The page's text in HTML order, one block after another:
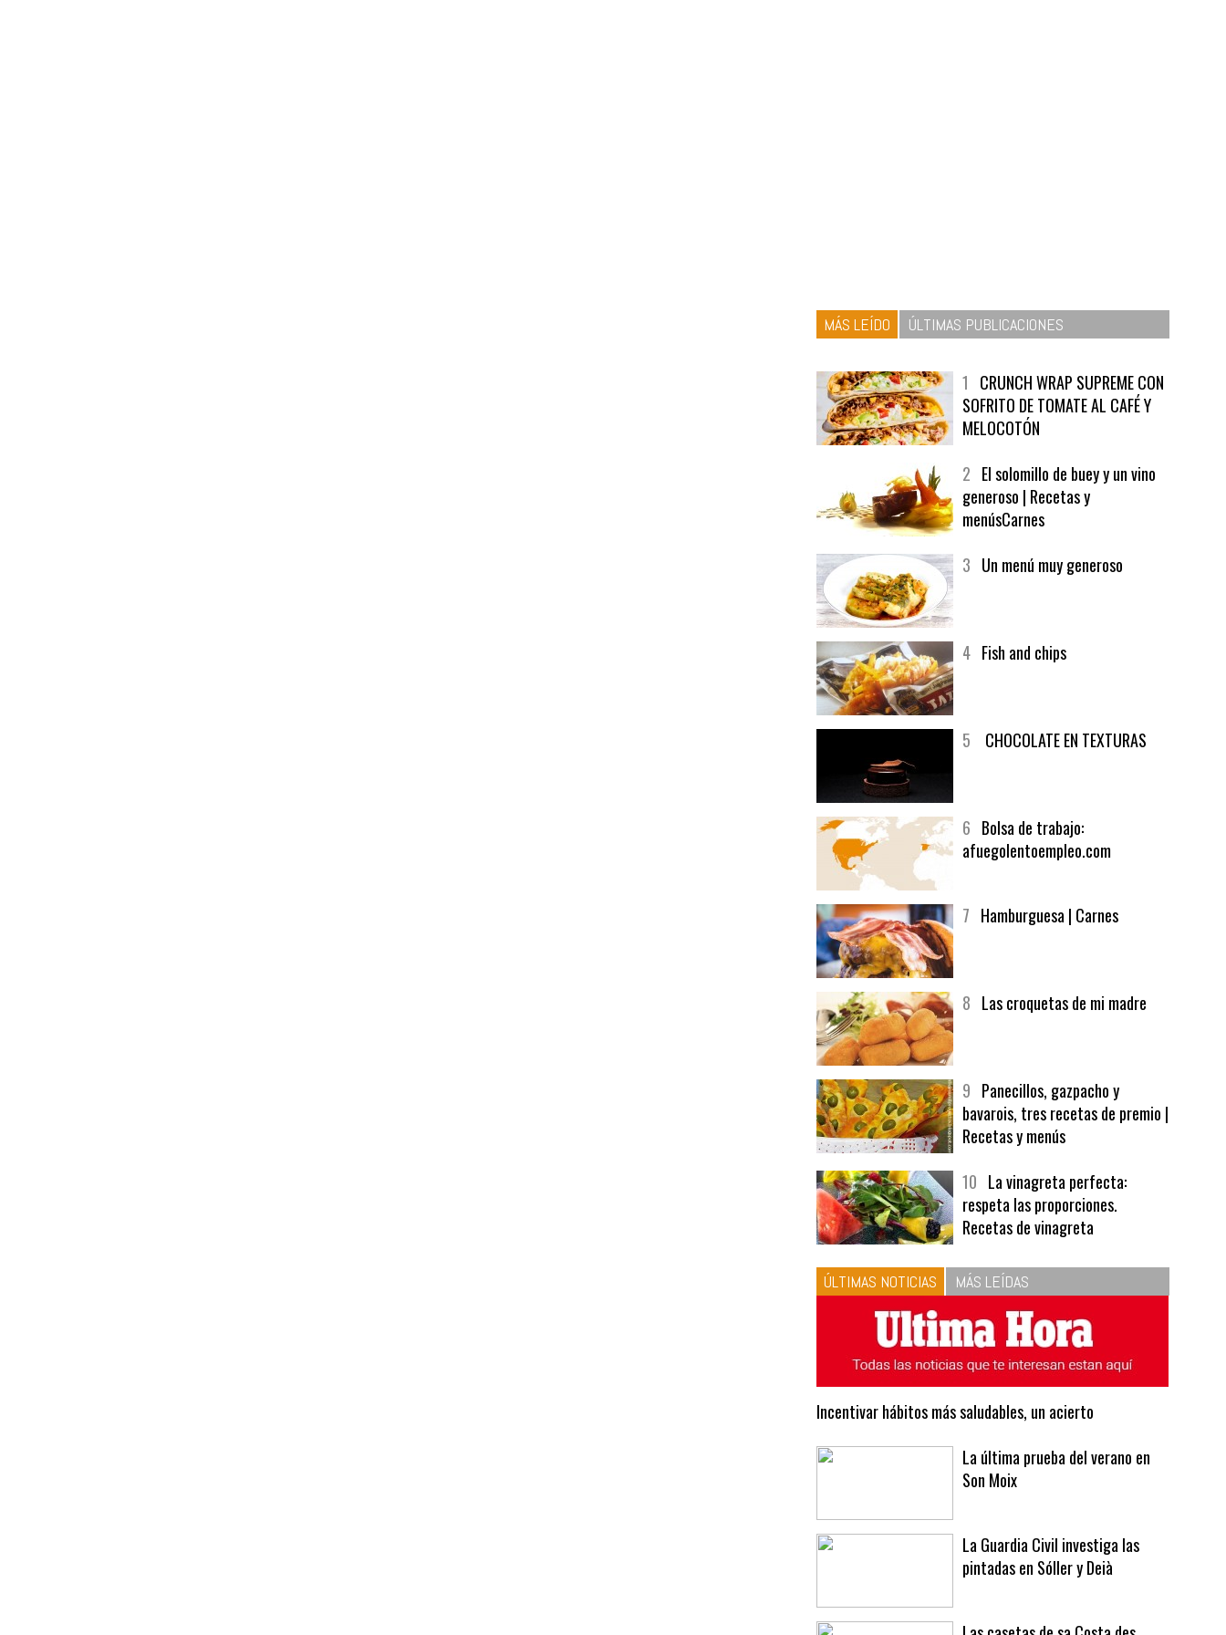
MÁS LEÍDO ÚLTIMAS PUBLICACIONES
1 CRUNCH WRAP SUPREME CON
SOFRITO DE TOMATE AL CAFÉ Y
MELOCOTÓN
2 El solomillo de buey y un vino
generoso | Recetas y
menúsCarnes
3 Un menú muy generoso
4 Fish and chips
5 CHOCOLATE EN TEXTURAS
6 Bolsa de trabajo:
afuegolentoempleo.com
7 Hamburguesa | Carnes
8 Las croquetas de mi madre
9 Panecillos, gazpacho y
bavarois, tres recetas de premio |
Recetas y menús
10 La vinagreta perfecta:
respeta las proporciones.
Recetas de vinagreta
ÚLTIMAS NOTICIAS MÁS LEÍDAS
Incentivar hábitos más saludables, un acierto
La última prueba del verano en
Son Moix
La Guardia Civil investiga las
pintadas en Sóller y Deià